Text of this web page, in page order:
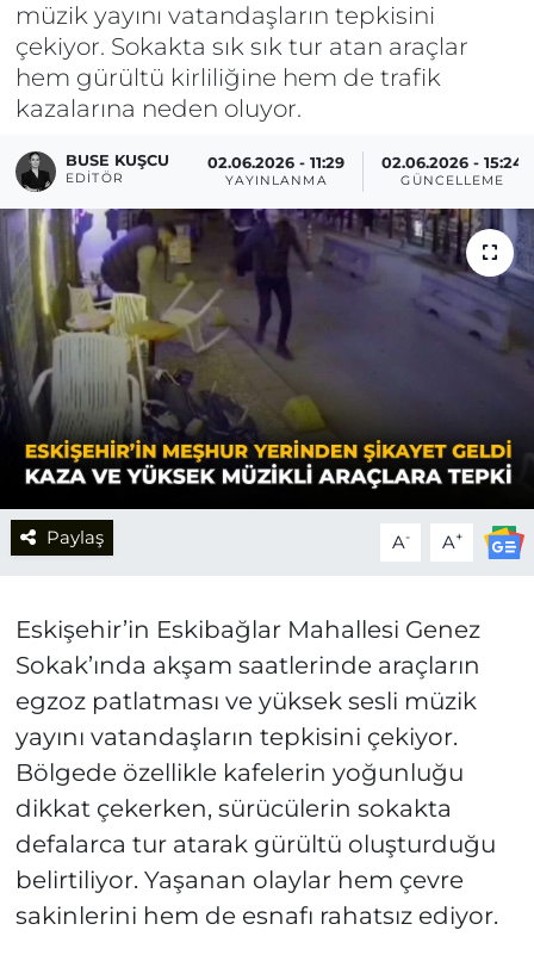
müzik yayını vatandaşların tepkisini
çekiyor. Sokakta sık sık tur atan araçlar
hem gürültü kirliliğine hem de trafik
kazalarına neden oluyor.
BUSE KUŞCU
EDITÖR
02.06.2026 - 11:29
YAYINLANMA
02.06.2026 - 15:24
GÜNCELLEME
Paylaş A- A+
Eskişehir’in Eskibağlar Mahallesi Genez
Sokak’ında akşam saatlerinde araçların
egzoz patlatması ve yüksek sesli müzik
yayını vatandaşların tepkisini çekiyor.
Bölgede özellikle kafelerin yoğunluğu
dikkat çekerken, sürücülerin sokakta
defalarca tur atarak gürültü oluşturduğu
belirtiliyor. Yaşanan olaylar hem çevre
sakinlerini hem de esnafı rahatsız ediyor.